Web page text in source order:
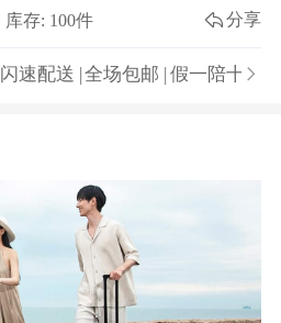
库存: 100件 分享
闪速配送 |全场包邮 | 假一陪十